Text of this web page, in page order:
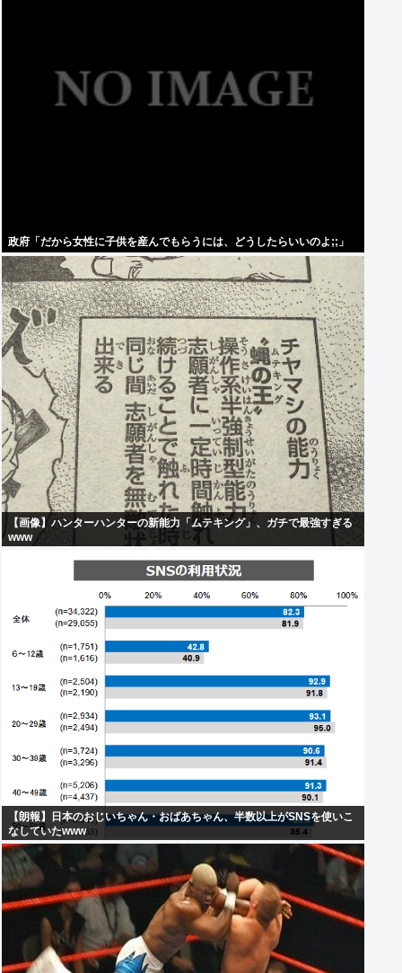
政府「だから女性に子供を産んでもらうには、どうしたらいいのよ;;」
【画像】ハンターハンターの新能力「ムテキング」、ガチで最強すぎる
www
【朗報】日本のおじいちゃん・おばあちゃん、半数以上がSNSを使いこ
なしていたwww